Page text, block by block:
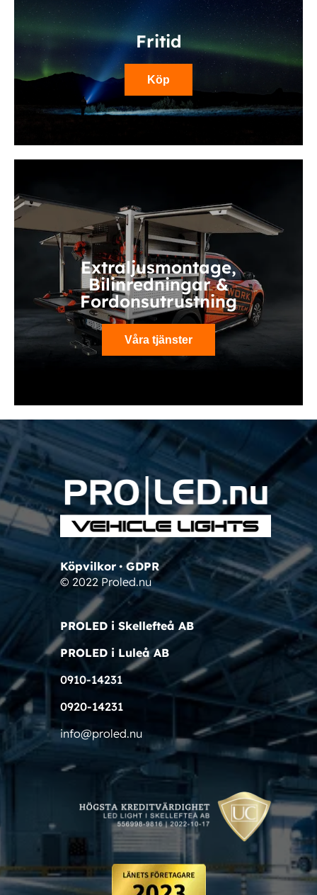
Fritid
Köp
Extraljusmontage,
Bilinredningar &
Fordonsutrustning
Våra tjänster
Köpvilkor•GDPR
© 2022 Proled.nu
PROLED i Skellefteå AB
PROLED i Luleå AB
0910-14231
0920-14231
info@proled.nu